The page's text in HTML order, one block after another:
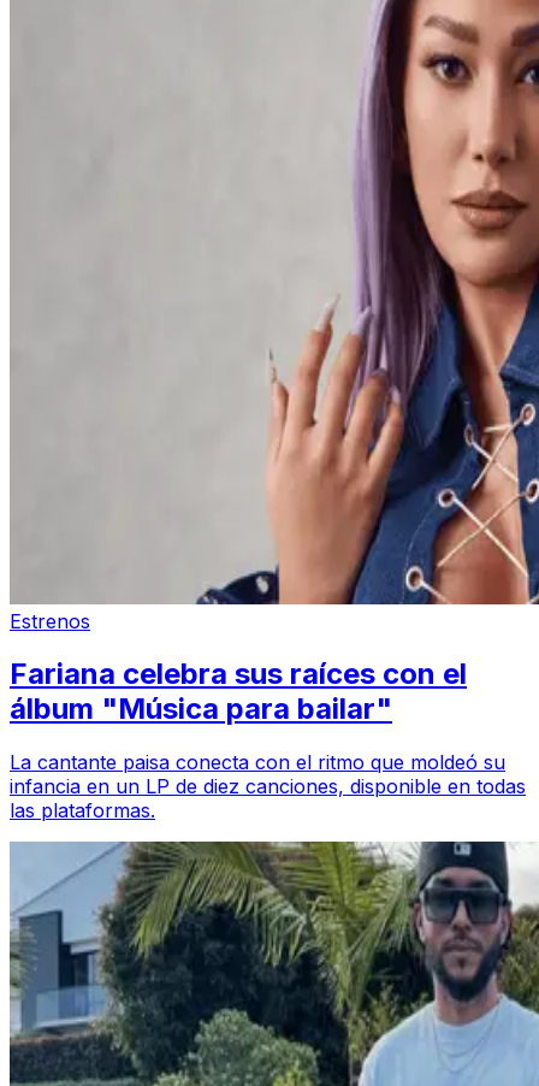
Estrenos
Fariana celebra sus raíces con el
álbum "Música para bailar"
La cantante paisa conecta con el ritmo que moldeó su
infancia en un LP de diez canciones, disponible en todas
las plataformas.